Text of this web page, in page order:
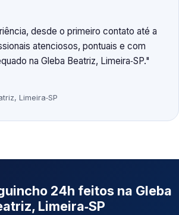
desde o primeiro contato até a
atenciosos, pontuais e com
na Gleba Beatriz, Limeira‑SP.
Limeira‑SP
24h feitos na Gleba
Limeira‑SP